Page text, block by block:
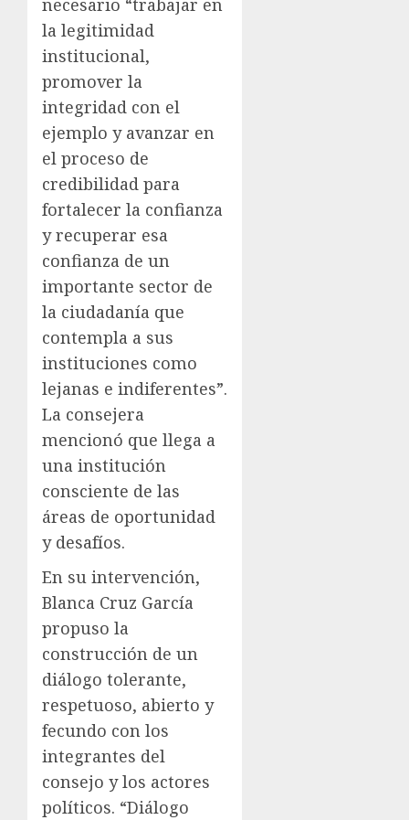
necesario “trabajar en
la legitimidad
institucional,
promover la
integridad con el
ejemplo y avanzar en
el proceso de
credibilidad para
fortalecer la confianza
y recuperar esa
confianza de un
importante sector de
la ciudadanía que
contempla a sus
instituciones como
lejanas e indiferentes”.
La consejera
mencionó que llega a
una institución
consciente de las
áreas de oportunidad
y desafíos.
En su intervención,
Blanca Cruz García
propuso la
construcción de un
diálogo tolerante,
respetuoso, abierto y
fecundo con los
integrantes del
consejo y los actores
políticos. “Diálogo